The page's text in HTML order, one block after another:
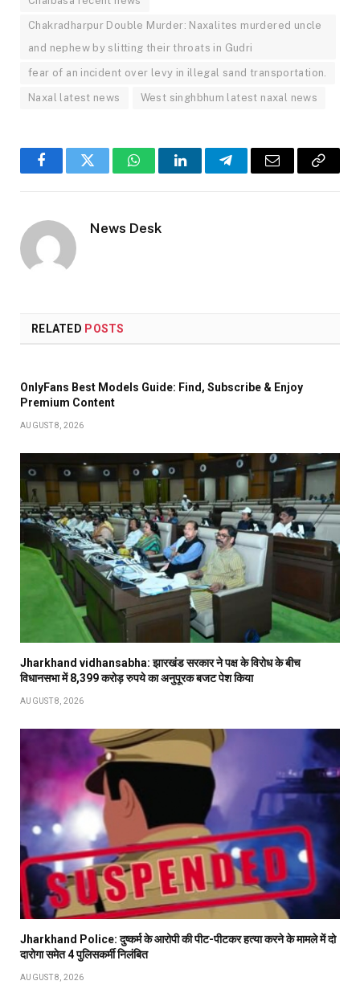
Chakradharpur Double Murder: Naxalites murdered uncle
and nephew by slitting their throats in Gudri
fear of an incident over levy in illegal sand transportation.
Naxal latest news West singhbhum latest naxal news
FacebookTwitter WhatsAppLinkedInTelegramEmail
Copy
News Desk
RELATED POSTS
OnlyFans Best Models Guide: Find, Subscribe & Enjoy
Premium Content
AUGUST 8, 2026
Jharkhand vidhansabha: झारखंड सरकार ने पक्ष के विरोध के बीच
विधानसभा में 8,399 करोड़ रुपये का अनुपूरक बजट पेश किया
AUGUST 8, 2026
Jharkhand Police: दुष्कर्म के आरोपी की पीट-पीटकर हत्या करने के मामले में दो
दारोगा समेत 4 पुलिसकर्मी निलंबित
AUGUST 8, 2026